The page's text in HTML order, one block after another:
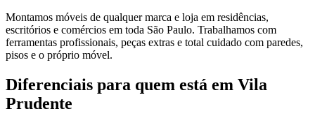
Montamos móveis de qualquer marca e loja em residências,
escritórios e comércios em toda São Paulo. Trabalhamos com
ferramentas profissionais, peças extras e total cuidado com paredes,
pisos e o próprio móvel.
Diferenciais para quem está em Vila
Prudente